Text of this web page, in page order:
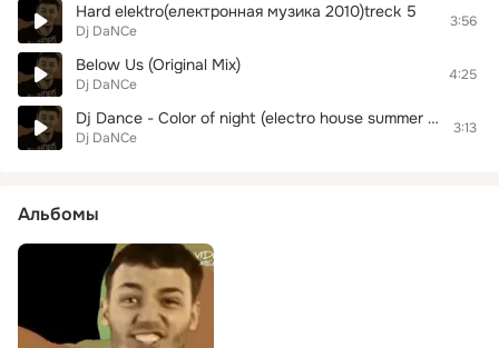
Hard elektro(електронная музика 2010)treck 5
Dj DaNCe
3:56
Below Us (Original Mix)
Dj DaNCe
4:25
Dj Dance - Color of night (electro house summer 2011)
Dj DaNCe
3:13
Альбомы